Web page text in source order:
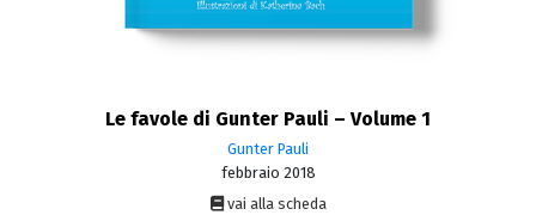
Le favole di Gunter Pauli – Volume 1
Gunter Pauli
febbraio 2018
vai alla scheda